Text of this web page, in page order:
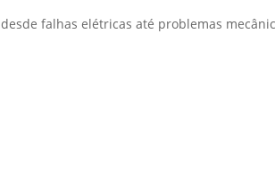
falhas elétricas até problemas